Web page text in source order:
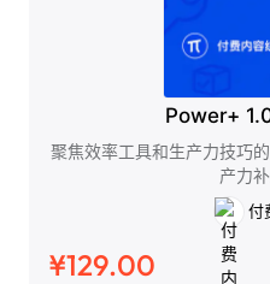
Power+
聚焦效率工具和生产力技巧
产力补
付
¥129.00